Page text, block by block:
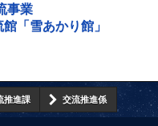
事業
「雪あかり館」
推進課 交流推進係